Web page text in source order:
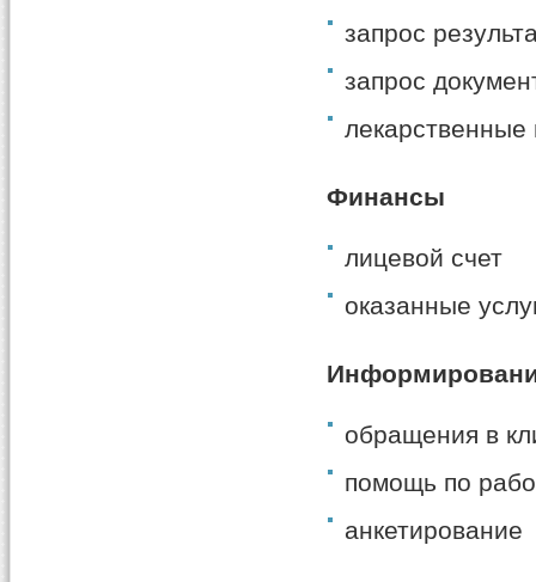
запрос
запрос
лекарственные
Финансы
лицевой счет
оказанные
обращения в
помощь по
анкетирование